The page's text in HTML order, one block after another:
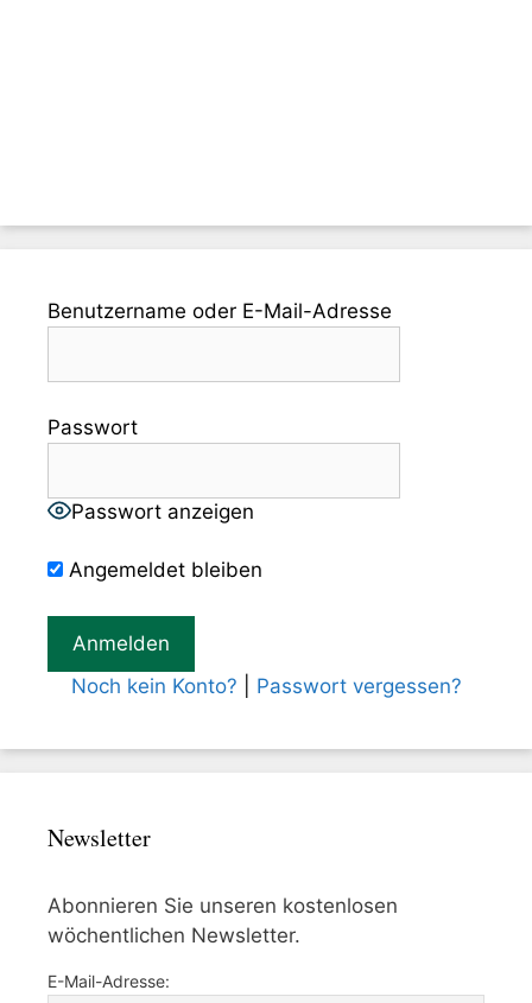
Benutzername oder E-Mail-Adresse
Passwort
Passwort anzeigen
Angemeldet bleiben
Noch kein Konto? Passwort vergessen?
Newsletter
Abonnieren Sie unseren kostenlosen
wöchentlichen Newsletter.
E-Mail-Adresse: